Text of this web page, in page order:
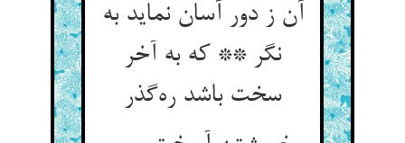
آن ز دور آسان نماید به
نگر ** که به آخر
سخت باشد ره‌گذر